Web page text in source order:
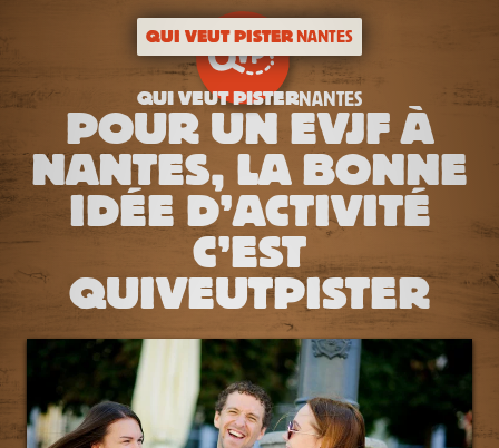
QUI VEUT PISTERNANTES
QUI VEUT PISTERNANTES
POUR UN EVJF À
NANTES, LA BONNE
IDÉE D’ACTIVITÉ
C’EST
QUIVEUTPISTER